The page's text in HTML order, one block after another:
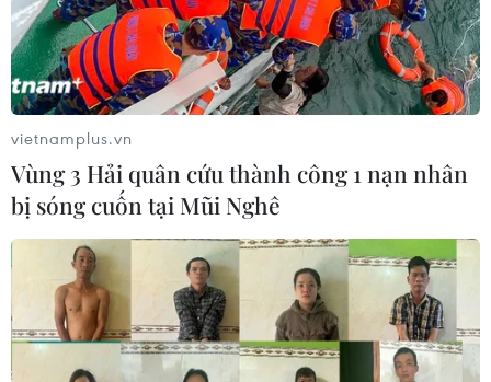
vietnamplus.vn
Vùng 3 Hải quân cứu thành công 1 nạn nhân
bị sóng cuốn tại Mũi Nghê